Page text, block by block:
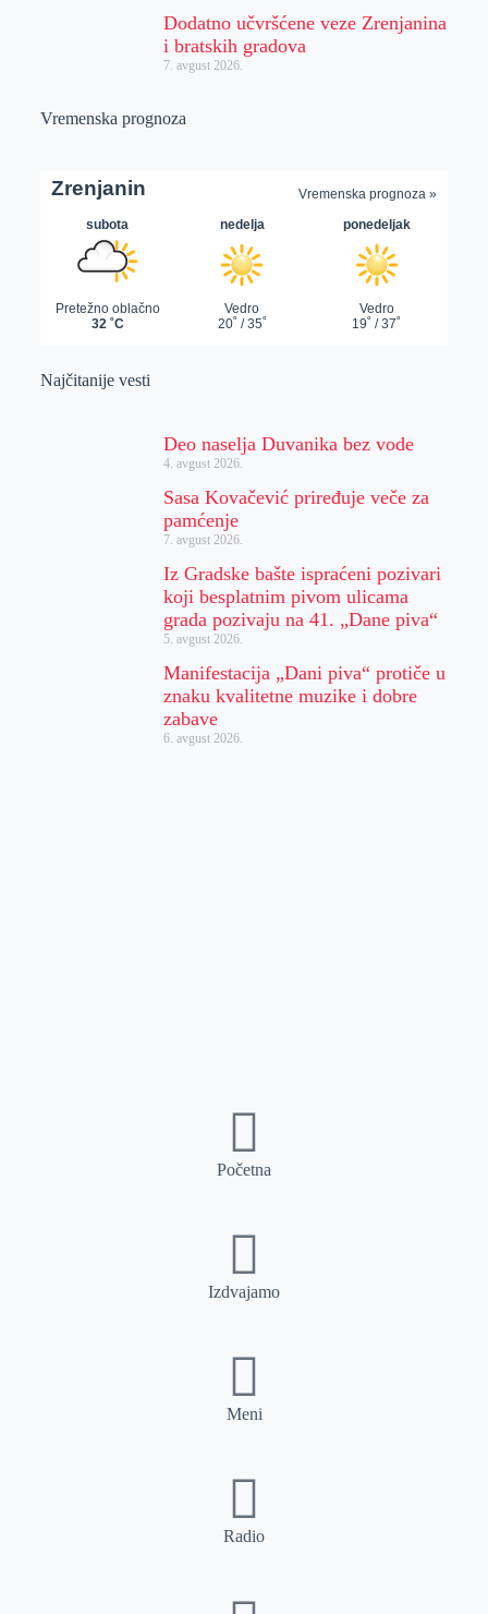
Dodatno učvršćene veze Zrenjanina
i bratskih gradova
7. avgust 2026.
Vremenska prognoza
Najčitanije vesti
Deo naselja Duvanika bez vode
4. avgust 2026.
Sasa Kovačević priređuje veče za
pamćenje
7. avgust 2026.
Iz Gradske bašte ispraćeni pozivari
koji besplatnim pivom ulicama
grada pozivaju na 41. „Dane piva“
5. avgust 2026.
Manifestacija „Dani piva“ protiče u
znaku kvalitetne muzike i dobre
zabave
6. avgust 2026.
Početna
Izdvajamo
Meni
Radio